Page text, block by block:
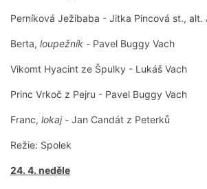
Perníková Ježibaba - Jitka Pincová st., alt.
Berta, loupežník - Pavel Buggy Vach
Vikomt Hyacint ze Špulky - Lukáš Vach
Princ Vrkoč z Pejru - Pavel Buggy Vach
Franc, lokaj - Jan Candát z Peterků
Režie: Spolek
24. 4. neděle